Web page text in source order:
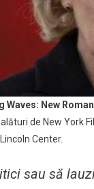
New
de New York
Center.
sau să